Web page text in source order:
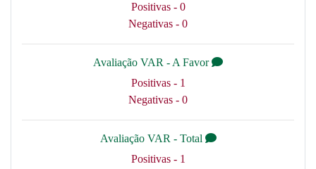
Positivas - 0
Negativas - 0
Avaliação VAR - A Favor
Positivas - 1
Negativas - 0
Avaliação VAR - Total
Positivas - 1